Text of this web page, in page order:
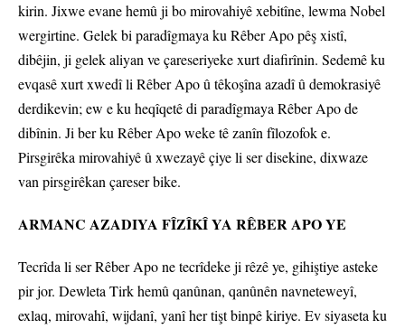
kirin. Jixwe evane hemû ji bo mirovahiyê xebitîne, lewma Nobel
wergirtine. Gelek bi paradîgmaya ku Rêber Apo pêş xistî,
dibêjin, ji gelek aliyan ve çareseriyeke xurt diafirînin. Sedemê ku
evqasê xurt xwedî li Rêber Apo û têkoşîna azadî û demokrasiyê
derdikevin; ew e ku heqîqetê di paradîgmaya Rêber Apo de
dibînin. Ji ber ku Rêber Apo weke tê zanîn fîlozofok e.
Pirsgirêka mirovahiyê û xwezayê çiye li ser disekine, dixwaze
van pirsgirêkan çareser bike.
ARMANC AZADIYA FÎZÎKÎ YA RÊBER APO YE
Tecrîda li ser Rêber Apo ne tecrîdeke ji rêzê ye, gihiştiye asteke
pir jor. Dewleta Tirk hemû qanûnan, qanûnên navneteweyî,
exlaq, mirovahî, wijdanî, yanî her tişt binpê kiriye. Ev siyaseta ku